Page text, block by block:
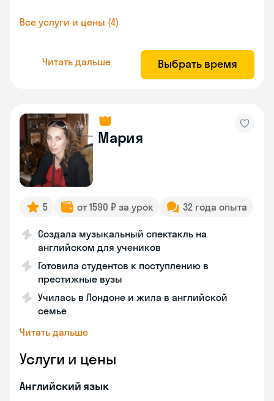
Все услуги и цены (4)
Читать дальше Выбрать время
Мария
5 от 1590 ₽ за урок 32 года опыта
Создала музыкальный спектакль на
английском для учеников
Готовила студентов к поступлению в
престижные вузы
Училась в Лондоне и жила в английской
семье
Читать дальше
Услуги и цены
Английский язык